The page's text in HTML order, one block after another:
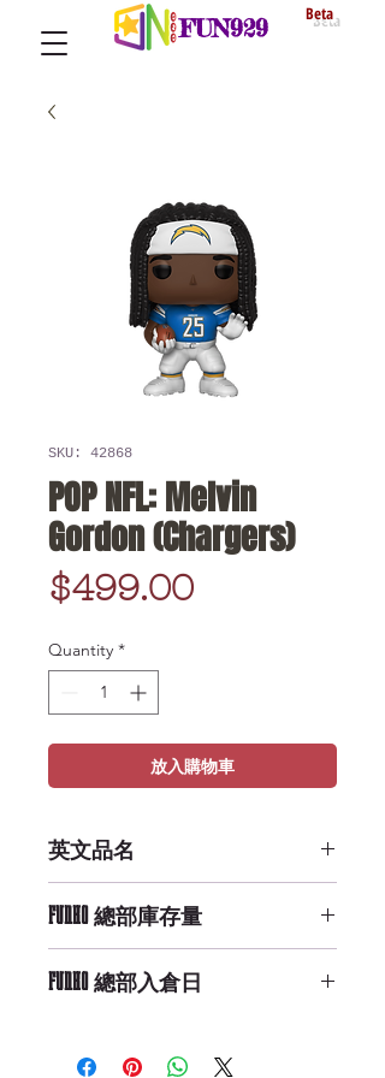
FUN929 Beta
SKU: 42868
POP NFL: Melvin
Gordon (Chargers)
$499.00Price
Quantity *
放入購物車
英文品名
(Chargers)
FUNKO 總部庫存量
FUNKO 總部入倉日